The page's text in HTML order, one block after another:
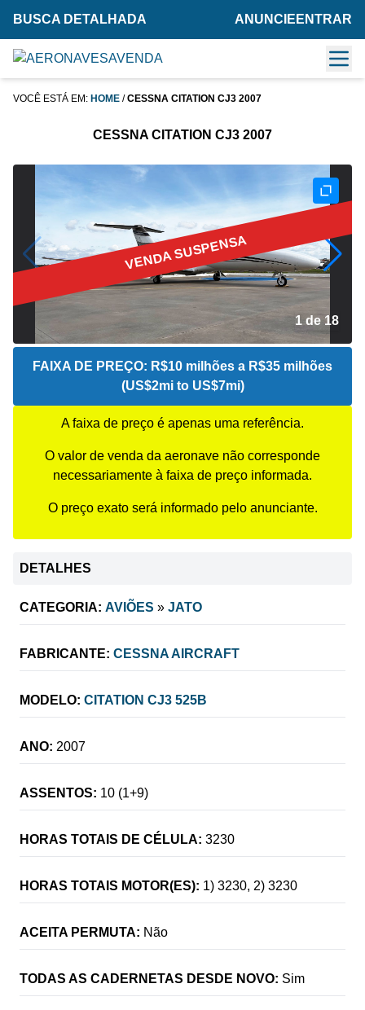
BUSCA DETALHADA ANUNCIE ENTRAR
VOCÊ ESTÁ EM: HOME /CESSNA CITATION CJ3 2007
CESSNA CITATION CJ3 2007
VENDA SUSPENSA
2 de 18
FAIXA DE PREÇO: R$10 milhões a R$35 milhões
(US$2mi to US$7mi)
A faixa de preço é apenas uma referência.
O valor de venda da aeronave não corresponde
necessariamente à faixa de preço informada.
O preço exato será informado pelo anunciante.
DETALHES
CATEGORIA: AVIÕES » JATO
FABRICANTE: CESSNA AIRCRAFT
MODELO: CITATION CJ3 525B
ANO: 2007
ASSENTOS: 10 (1+9)
HORAS TOTAIS DE CÉLULA: 3230
HORAS TOTAIS MOTOR(ES): 1) 3230, 2) 3230
ACEITA PERMUTA: Não
TODAS AS CADERNETAS DESDE NOVO: Sim